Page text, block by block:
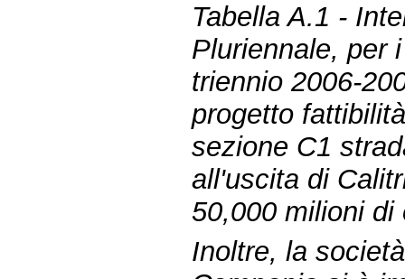
Tabella A.1 -
Pluriennale, per
triennio 2006-
progetto
sezione C1
all'uscita di
50,000 milioni di
Inoltre, la